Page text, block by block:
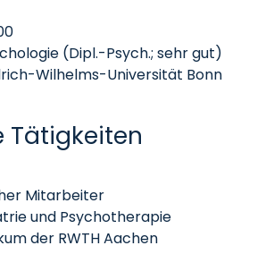
(Dipl.-Psych.; sehr gut)
Wilhelms-Universität Bonn
Tätigkeiten
Mitarbeiter
und Psychotherapie
der RWTH Aachen